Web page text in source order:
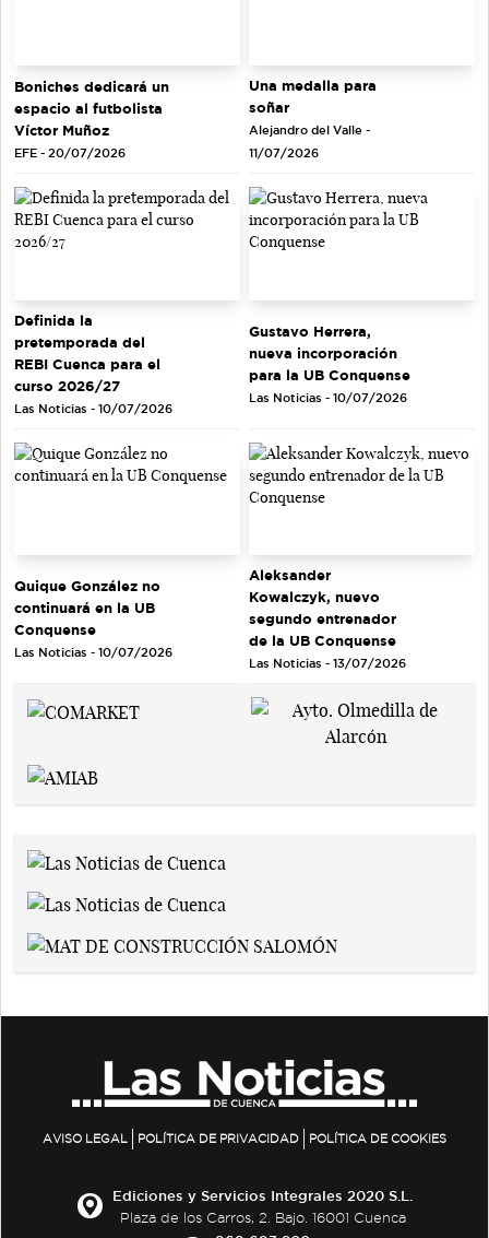
Boniches dedicará un
espacio al futbolista
Víctor Muñoz
EFE - 20/07/2026
Una medalla para
soñar
Alejandro del Valle -
11/07/2026
Definida la
pretemporada del
REBI Cuenca para el
curso 2026/27
Las Noticias - 10/07/2026
Gustavo Herrera,
nueva incorporación
para la UB Conquense
Las Noticias - 10/07/2026
Quique González no
continuará en la UB
Conquense
Las Noticias - 10/07/2026
Aleksander
Kowalczyk, nuevo
segundo entrenador
de la UB Conquense
Las Noticias - 13/07/2026
AVISO LEGAL POLÍTICA DE PRIVACIDAD POLÍTICA DE COOKIES
Ediciones y Servicios Integrales 2020 S.L.
Plaza de los Carros, 2. Bajo. 16001 Cuenca